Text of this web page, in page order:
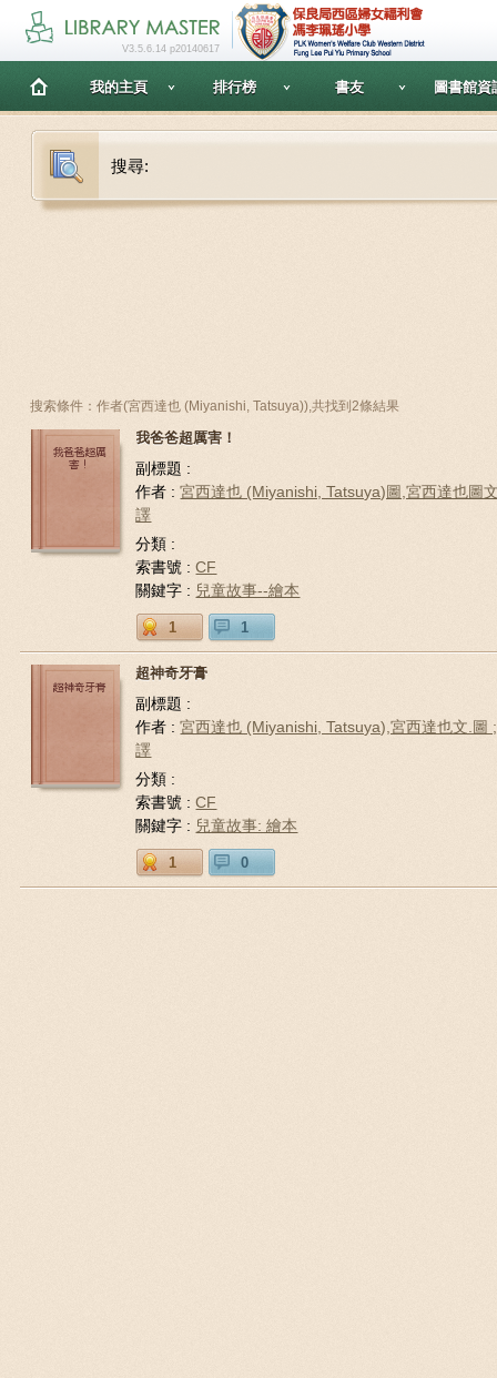
V3.5.6.14 p20140617
我的主頁 排行榜 書友 圖書館資
搜尋:
搜索條件：作者(宮西達也 (Miyanishi, Tatsuya)),共找到2條結果
我爸爸超厲害！
副標題 :
作者 :宮西達也 (Miyanishi, Tatsuya)圖,宮西達也圖
譯
分類 :
索書號 :CF
關鍵字 : 兒童故事--繪本
1 1
超神奇牙膏
副標題 :
作者 :宮西達也 (Miyanishi, Tatsuya),宮西達也文.圖
譯
分類 :
索書號 :CF
關鍵字 : 兒童故事: 繪本
1 0